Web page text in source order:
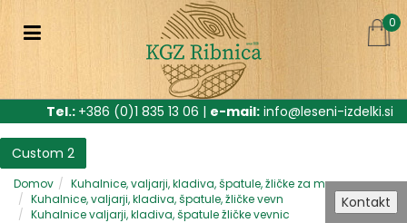
Kontakt
0
Tel.: +386 (0)1 835 13 06 | e-mail: info@leseni-izdelki.si
Custom 2
Domov
Kuhalnice, valjarji, kladiva, špatule, žličke za m
Kuhalnice, valjarji, kladiva, špatule, žličke vevn
Kuhalnice valjarji, kladiva, špatule žličke vevnic